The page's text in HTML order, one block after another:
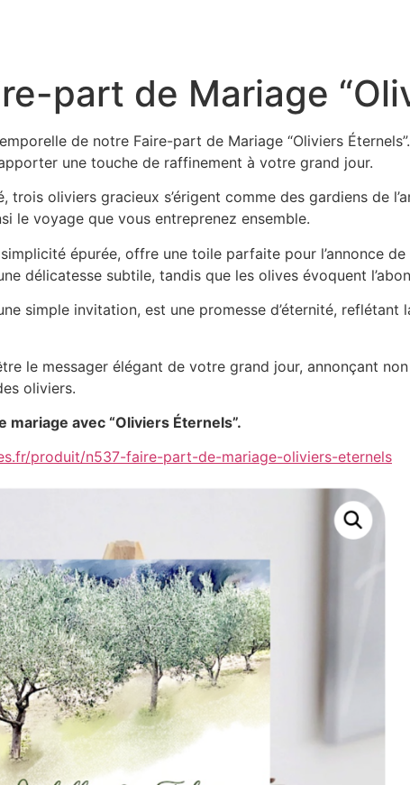
part de Mariage
de notre Faire-part de Mariage “Oliviers
une touche de raffinement à votre grand jour.
trois oliviers gracieux s’érigent comme des gardiens de
le voyage que vous entreprenez ensemble.
simplicité épurée, offre une toile parfaite pour l’annonce
délicatesse subtile, tandis que les olives évoquent
simple invitation, est une promesse d’éternité,
le messager élégant de votre grand jour, annonçant
oliviers.
mariage avec “Oliviers Éternels”.
produit/n537-faire-part-de-mariage-oliviers-eternels